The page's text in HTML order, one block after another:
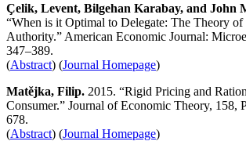
Çelik, Levent, Bilgehan Karabay, and John
“When is it Optimal to Delegate: The Theory of
Authority.” American Economic Journal:
347–389.
(Abstract) (Journal Homepage)
Matějka, Filip. 2015. “Rigid Pricing and
Consumer.” Journal of Economic Theory, 158,
678.
(Abstract) (Journal Homepage)